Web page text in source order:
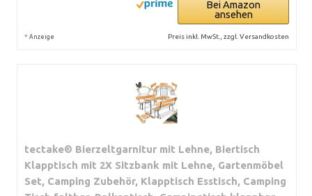
Bei Amazon
ansehen
* Anzeige Preis inkl. MwSt., zzgl. Versandkosten
tectake® Bierzeltgarnitur mit Lehne, Biertisch
Klapptisch mit 2X Sitzbank mit Lehne, Gartenmöbel
Set, Camping Zubehör, Klapptisch Esstisch, Camping